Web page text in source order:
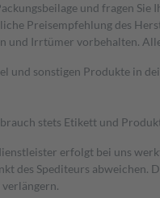
und fragen
Preisempfehlung des
und Irrtümer vorbehalten.
und sonstigen Produkte in
stets Etikett und
erfolgt bei uns
des Spediteurs